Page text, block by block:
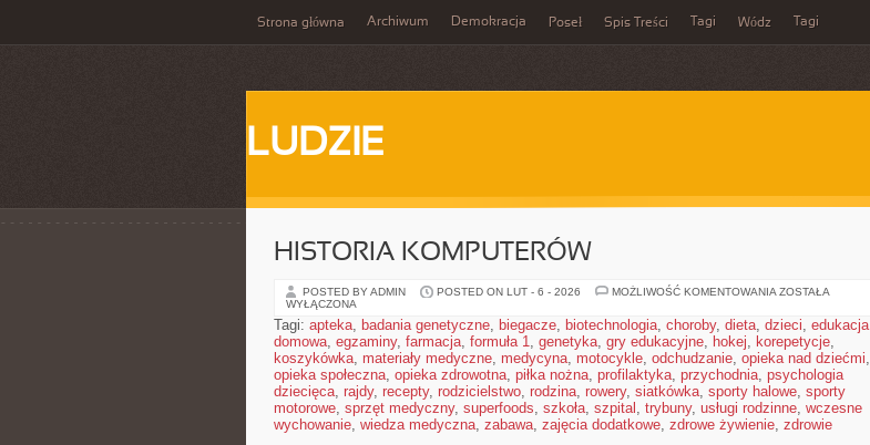
Strona główna Archiwum Demokracja Poseł Spis Treści Tagi Wódz Tagi
LUDZIE
HISTORIA KOMPUTERÓW
POSTED BY ADMIN POSTED ON LUT - 6 - 2026 MOŻLIWOŚĆ KOMENTOWANIA HISTORIA
ZOSTAŁA
WYŁĄCZONA
Tagi: apteka, badania genetyczne, biegacze, biotechnologia, choroby, dieta, dzieci, edukacja
domowa, egzaminy, farmacja, formuła 1, genetyka, gry edukacyjne, hokej, korepetycje,
koszykówka, materiały medyczne, medycyna, motocykle, odchudzanie, opieka nad dziećmi,
opieka społeczna, opieka zdrowotna, piłka nożna, profilaktyka, przychodnia, psychologia
dziecięca, rajdy, recepty, rodzicielstwo, rodzina, rowery, siatkówka, sporty halowe, sporty
motorowe, sprzęt medyczny, superfoods, szkoła, szpital , trybuny, usługi rodzinne, wczesne
wychowanie, wiedza medyczna, zabawa, zajęcia dodatkowe, zdrowe żywienie, zdrowie